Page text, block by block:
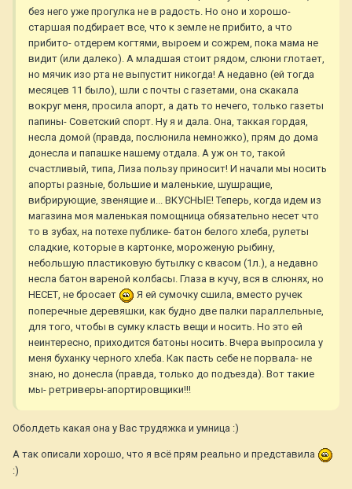
без него уже прогулка не в радость. Но оно и хорошо-
старшая подбирает все, что к земле не прибито, а что
прибито- отдерем когтями, выроем и сожрем, пока мама не
видит (или далеко). А младшая стоит рядом, слюни глотает,
но мячик изо рта не выпустит никогда! А недавно (ей тогда
месяцев 11 было), шли с почты с газетами, она скакала
вокруг меня, просила апорт, а дать то нечего, только газеты
папины- Советский спорт. Ну я и дала. Она, таккая гордая,
несла домой (правда, послюнила немножко), прям до дома
донесла и папашке нашему отдала. А уж он то, такой
счастливый, типа, Лиза пользу приносит! И начали мы носить
апорты разные, большие и маленькие, шушращие,
вибрирующие, звенящие и... ВКУСНЫЕ! Теперь, когда идем из
магазина моя маленькая помощница обязательно несет что
то в зубах, на потехе публике- батон белого хлеба, рулеты
сладкие, которые в картонке, мороженую рыбину,
небольшую пластиковую бутылку с квасом (1л.), а недавно
несла батон вареной колбасы. Глаза в кучу, вся в слюнях, но
НЕСЕТ, не бросает
Я ей сумочку сшила, вместо ручек
поперечные деревяшки, как будно две палки параллельные,
для того, чтобы в сумку класть вещи и носить. Но это ей
неинтересно, приходится батоны носить. Вчера выпросила у
меня буханку черного хлеба. Как пасть себе не порвала- не
знаю, но донесла (правда, только до подъезда). Вот такие
мы- ретриверы-апортировщики!!!
Оболдеть какая она у Вас трудяжка и умница :)
А так описали хорошо, что я всё прям реально и представила
:)